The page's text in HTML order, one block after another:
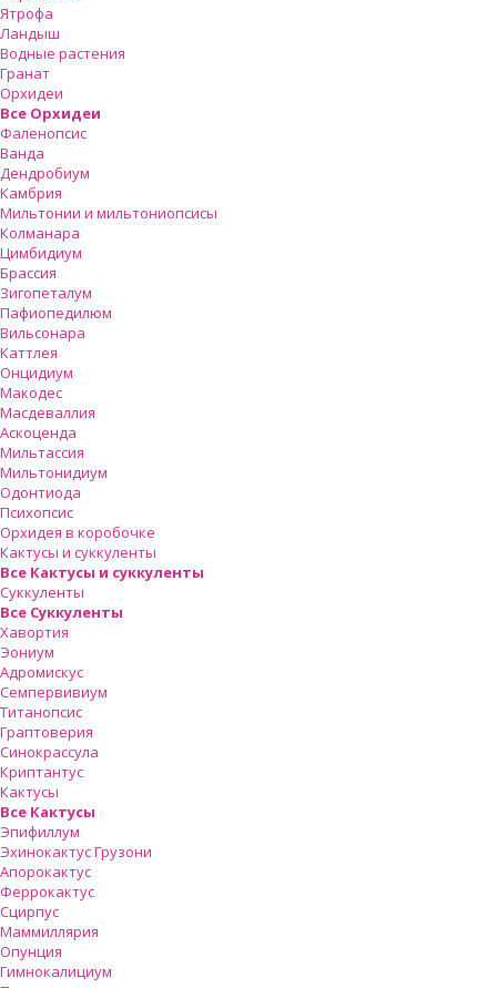
Ятрофа
Ландыш
Водные растения
Гранат
Орхидеи
Все Орхидеи
Фаленопсис
Ванда
Дендробиум
Камбрия
Мильтонии и мильтониопсисы
Колманара
Цимбидиум
Брассия
Зигопеталум
Пафиопедилюм
Вильсонара
Каттлея
Онцидиум
Макодес
Масдеваллия
Аскоценда
Мильтассия
Мильтонидиум
Одонтиода
Психопсис
Орхидея в коробочке
Кактусы и суккуленты
Все Кактусы и суккуленты
Суккуленты
Все Суккуленты
Хавортия
Эониум
Адромискус
Семпервивиум
Титанопсис
Граптоверия
Синокрассула
Криптантус
Кактусы
Все Кактусы
Эпифиллум
Эхинокактус Грузони
Апорокактус
Феррокактус
Сцирпус
Маммиллярия
Опунция
Гимнокалициум